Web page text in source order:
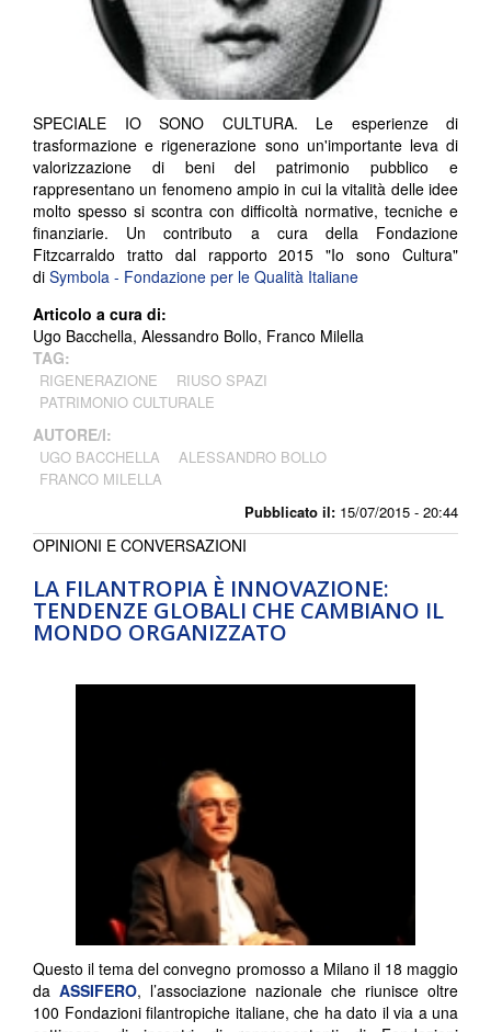
Pubblicato il: 15/07/2015 - 20:44
SPECIALE IO SONO CULTURA. Le esperienze di
trasformazione e rigenerazione sono un'importante leva di
valorizzazione di beni del patrimonio pubblico e
rappresentano un fenomeno ampio in cui la vitalità delle idee
molto spesso si scontra con difficoltà normative, tecniche e
finanziarie. Un contributo a cura della Fondazione
Fitzcarraldo tratto dal rapporto 2015 "Io sono Cultura"
di Symbola - Fondazione per le Qualità Italiane
Articolo a cura di:
Ugo Bacchella, Alessandro Bollo, Franco Milella
TAG:
RIGENERAZIONE
RIUSO SPAZI
PATRIMONIO CULTURALE
AUTORE/I:
UGO BACCHELLA
ALESSANDRO BOLLO
FRANCO MILELLA
LA FILANTROPIA È INNOVAZIONE:
TENDENZE GLOBALI CHE CAMBIANO IL
MONDO ORGANIZZATO
OPINIONI E CONVERSAZIONI
Questo il tema del convegno promosso a Milano il 18 maggio
da ASSIFERO, l’associazione nazionale che riunisce oltre
100 Fondazioni filantropiche italiane, che ha dato il via a una